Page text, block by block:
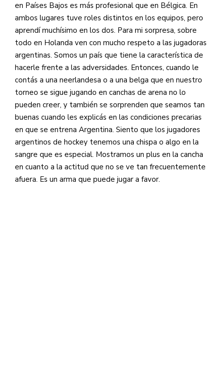
en Países Bajos es más profesional que en Bélgica. En
ambos lugares tuve roles distintos en los equipos, pero
aprendí muchísimo en los dos. Para mi sorpresa, sobre
todo en Holanda ven con mucho respeto a las jugadoras
argentinas. Somos un país que tiene la característica de
hacerle frente a las adversidades. Entonces, cuando le
contás a una neerlandesa o a una belga que en nuestro
torneo se sigue jugando en canchas de arena no lo
pueden creer, y también se sorprenden que seamos tan
buenas cuando les explicás en las condiciones precarias
en que se entrena Argentina. Siento que los jugadores
argentinos de hockey tenemos una chispa o algo en la
sangre que es especial. Mostramos un plus en la cancha
en cuanto a la actitud que no se ve tan frecuentemente
afuera. Es un arma que puede jugar a favor.